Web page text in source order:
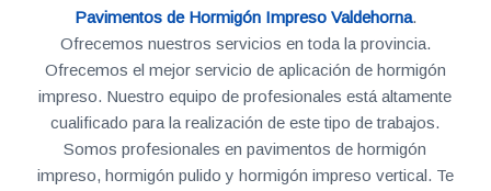
Pavimentos de Hormigón Impreso Valdehorna.
Ofrecemos nuestros servicios en toda la provincia.
Ofrecemos el mejor servicio de aplicación de hormigón
impreso. Nuestro equipo de profesionales está altamente
cualificado para la realización de este tipo de trabajos.
Somos profesionales en pavimentos de hormigón
impreso, hormigón pulido y hormigón impreso vertical. Te